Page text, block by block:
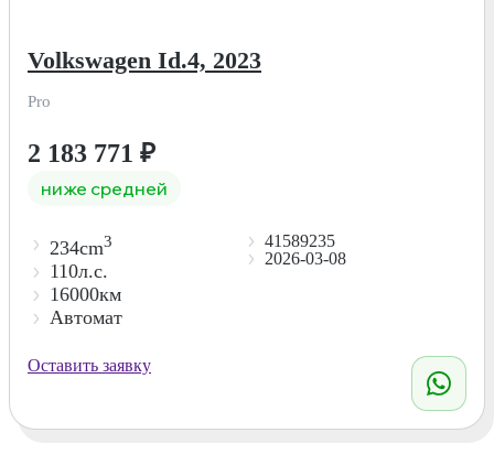
Volkswagen Id.4, 2023
Pro
2 183 771 ₽
ниже средней
234cm3
110л.с.
16000км
Автомат
41589235
2026-03-08
Оставить заявку